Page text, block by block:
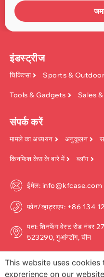
इंडस्ट्रीज
चिकित्सा Sports &
Tools & Gadgets Sales
संपर्क करें
मामले का अध्ययन अनुकूलन
किनफिश केस के बारे में ब्लॉग
ईमेल: info@kfcase.com
फ़ोन/व्हाट्सएप: +86 134
पता: शिनफेंग वेस्ट रोड नंबर
523290, गुआंग्डोंग, चीन
This website uses
exprerience on our